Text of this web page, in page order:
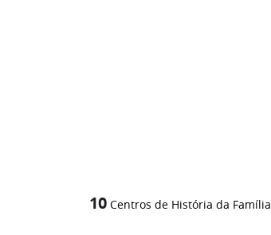
10 Centros de História da Família